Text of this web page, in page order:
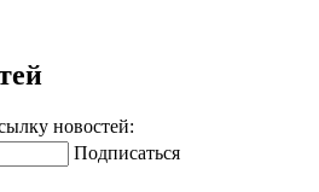
новостей:
Подписаться